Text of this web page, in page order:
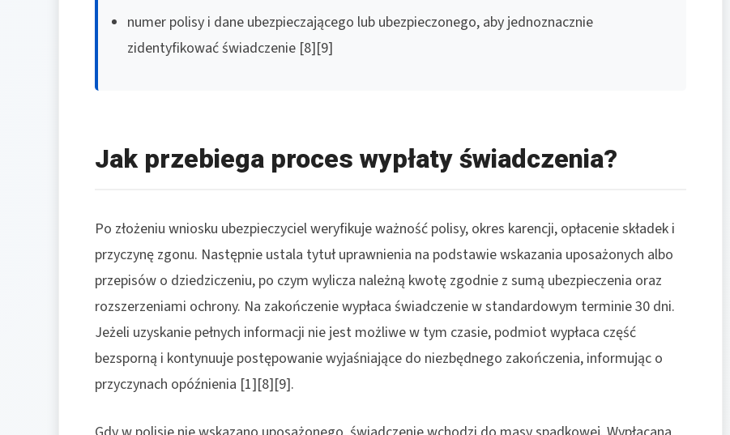
numer polisy i dane ubezpieczającego lub ubezpieczonego, aby jednoznacznie
zidentyfikować świadczenie [8][9]
Jak przebiega proces wypłaty świadczenia?
Po złożeniu wniosku ubezpieczyciel weryfikuje ważność polisy, okres karencji, opłacenie składek i
przyczynę zgonu. Następnie ustala tytuł uprawnienia na podstawie wskazania uposażonych albo
przepisów o dziedziczeniu, po czym wylicza należną kwotę zgodnie z sumą ubezpieczenia oraz
rozszerzeniami ochrony. Na zakończenie wypłaca świadczenie w standardowym terminie 30 dni.
Jeżeli uzyskanie pełnych informacji nie jest możliwe w tym czasie, podmiot wypłaca część
bezsporną i kontynuuje postępowanie wyjaśniające do niezbędnego zakończenia, informując o
przyczynach opóźnienia [1][8][9].